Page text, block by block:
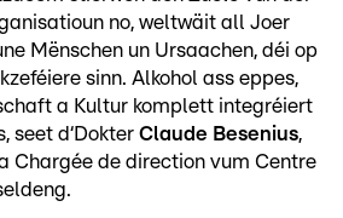
no, weltwäit all Joer
Mënschen un Ursaachen, déi op
sinn. Alkohol ass eppes,
a Kultur komplett integréiert
seet d‘Dokter Claude Besenius,
Chargée de direction vum Centre